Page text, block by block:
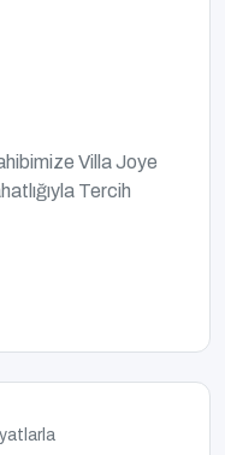
Villa Joye
Tercih